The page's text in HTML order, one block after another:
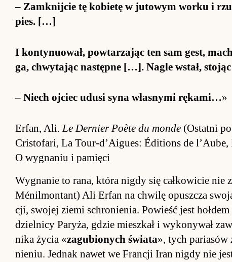
– Za­mknij­cie tę ko­bietę w juto­wym worku i
pies. […]
I kon­ty­nuował, po­wtarzając ten sam ge­st,
ga, chwytając na­stępne […]. Na­gle wstał,
– Niech oj­ciec udusi syna wła­snymi ręka­mi…»
Er­fan, Ali.Le Der­nier Po­ète du monde (Ostatni
Cristo­fari, La To­ur-d’Aigues: Éditions de
O wygnaniu i pamięci
Wy­gna­nie to rana, która ni­gdy się cał­ko­wicie nie
Ménil­mon­tant) Ali Er­fan na chwilę opusz­cza
cji, swojej ziemi schro­nie­nia. Po­wieść jest
dziel­nicy Pa­ryża, gdzie miesz­kał i wy­ko­nywał
nika życia «za­gubio­nych świata», tych
nie­niu. Jed­nak na­wet we Fran­cji Iran ni­gdy nie